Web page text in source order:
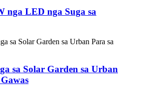
nga LED nga Suga sa
sa Solar Garden sa Urban